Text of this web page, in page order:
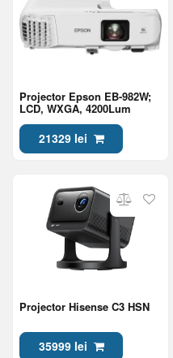
Projector Epson EB-982W;
LCD, WXGA, 4200Lum
21329 lei
Projector Hisense C3 HSN
35999 lei